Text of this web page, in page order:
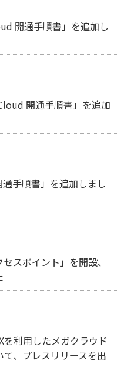
開通手順書」を追加し
開通手順書」を追加
手順書」を追加しまし
スポイント」を開設、
利用したメガクラウド
、プレスリリースを出